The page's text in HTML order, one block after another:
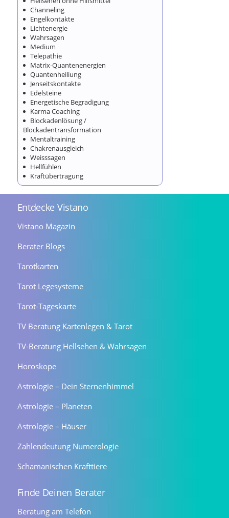
Channeling
Engelkontakte
Lichtenergie
Wahrsagen
Medium
Telepathie
Matrix-Quantenenergien
Quantenheiliung
Jenseitskontakte
Edelsteine
Energetische Begradigung
Karma Coaching
Blockadenlösung /
Blockadentransformation
Mentaltraining
Chakrenausgleich
Weisssagen
Hellfühlen
Kraftübertragung
Entdecke Vistano
Vistano Magazin
Berater Blogs
Tarotkarten
Tarot Legesysteme
Tarot-Tageskarte
TV Beratung Kartenlegen & Tarot
TV-Beratung Hellsehen & Wahrsagen
Horoskope
Astrologie – Dein Sternenhimmel
Astrologie – Planeten
Astrologie – Häuser
Zahlendeutung Numerologie
Schamanischen Krafttiere
Finde Deinen Berater
Beratung am Telefon